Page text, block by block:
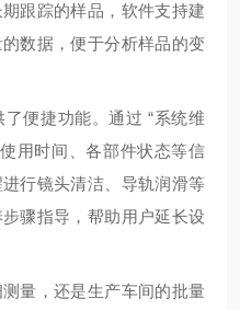
跟踪的样品，软件支持建
数据，便于分析样品的变
便捷功能。通过 “系统维
用时间、各部件状态等信
行镜头清洁、导轨润滑等
骤指导，帮助用户延长设
量，还是生产车间的批量